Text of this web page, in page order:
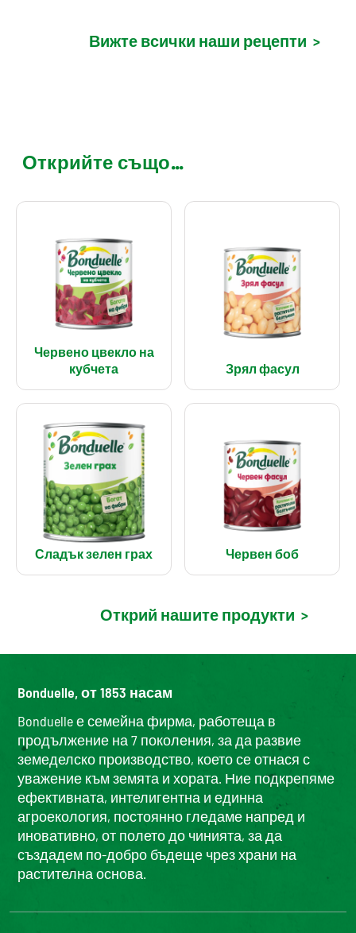
Вижте всички наши рецепти >
Открийте също...
Червено цвекло на
кубчета
Зрял фасул
Сладък зелен грах Червен боб
Открий нашите продукти >
Bonduelle, от 1853 насам
Bonduelle е семейна фирма, работеща в
продължение на 7 поколения, за да развие
земеделско производство, което се отнася с
уважение към земята и хората. Ние подкрепяме
ефективната, интелигентна и единна
агроекология, постоянно гледаме напред и
иновативно, от полето до чинията, за да
създадем по-добро бъдеще чрез храни на
растителна основа.